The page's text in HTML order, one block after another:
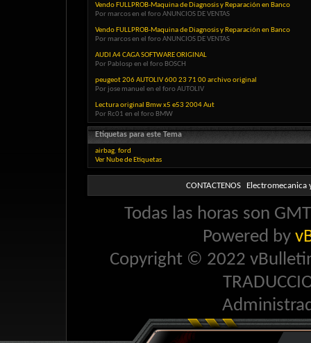
Vendo FULLPROB-Maquina de Diagnosis y Reparación en Banco
Por marcos en el foro ANUNCIOS DE VENTAS
Vendo FULLPROB-Maquina de Diagnosis y Reparación en Banco
Por marcos en el foro ANUNCIOS DE VENTAS
AUDI A4 CAGA SOFTWARE ORIGINAL
Por Pablosp en el foro BOSCH
peugeot 206 AUTOLIV 600 23 71 00 archivo original
Por jose manuel en el foro AUTOLIV
Lectura original Bmw x5 e53 2004 Aut
Por Rc01 en el foro BMW
Etiquetas para este Tema
airbag, ford
Ver Nube de Etiquetas
CONTACTENOS Electromecanica
Todas las horas son
Powered by
Copyright © 2022